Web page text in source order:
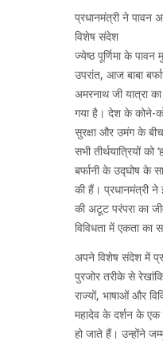
प्रधानमंत्री ने पावन
विशेष संदेश
ज्येष्ठ पूर्णिमा के
उपरांत, आज बाबा
अमरनाथ जी यात्रा
गया है। देश के कोने-
सुरक्षा और उमंग के
सभी तीर्थयात्रियों को
बर्फानी के उद्घोष के
की हैं। प्रधानमंत्री
की अटूट परंपरा का
विविधता में एकता का
अपने विशेष संदेश में
पुरजोर तरीके से
राज्यों, भाषाओं और
महादेव के दर्शन के
हो जाते हैं। उन्होंने